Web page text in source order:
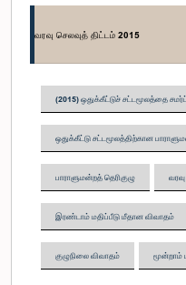
வரவு செலவுத் திட்டம் 2015
(2015) ஒதுக்கீட்டுச் சட்டமூலத்தை
ஒதுக்கீட்டு சட்டமூலத்திற்கான
பாராளுமன்றத் தெரிகுழு
இரண்டாம் மதிப்பீடு மீதான விவாதம்
குழுநிலை விவாதம் மூன்றாம்